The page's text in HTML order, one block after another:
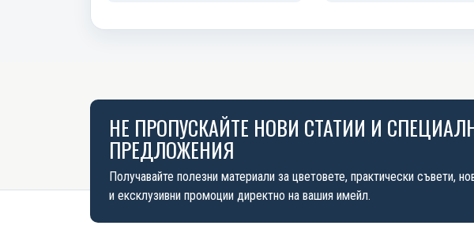
НЕ ПРОПУСКАЙТЕ НОВИ СТАТИИ И
ПРЕДЛОЖЕНИЯ
Получавайте полезни материали за цветовете, практически съвети,
и ексклузивни промоции директно на вашия имейл.